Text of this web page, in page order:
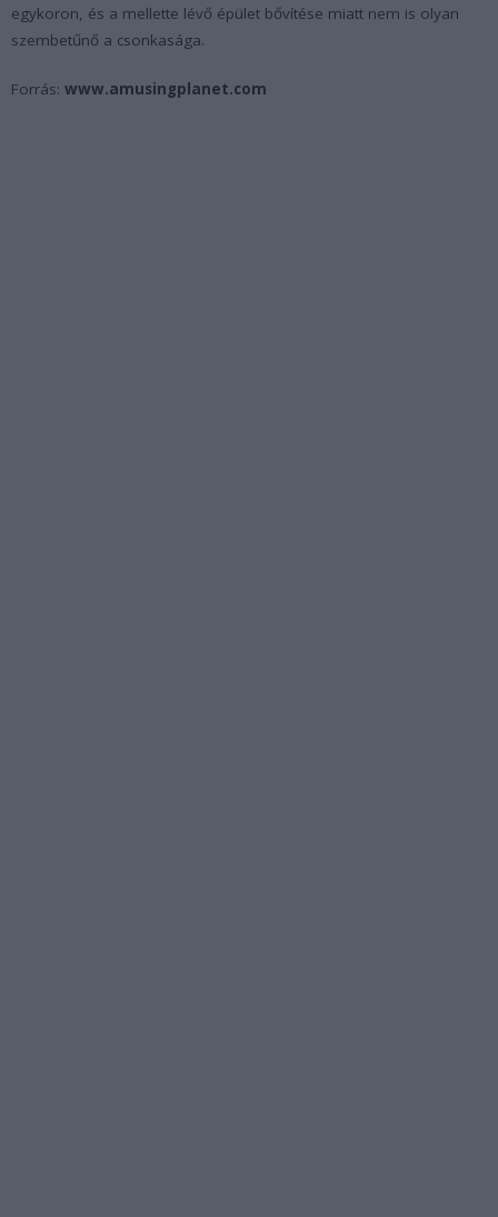
egykoron, és a mellette lévő épület bővítése miatt nem is olyan
szembetűnő a csonkasága.
Forrás: www.amusingplanet.com